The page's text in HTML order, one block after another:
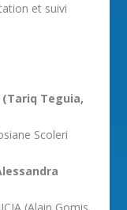
et suivi
(Tariq Teguia,
Scoleri
(Alain Gomis,